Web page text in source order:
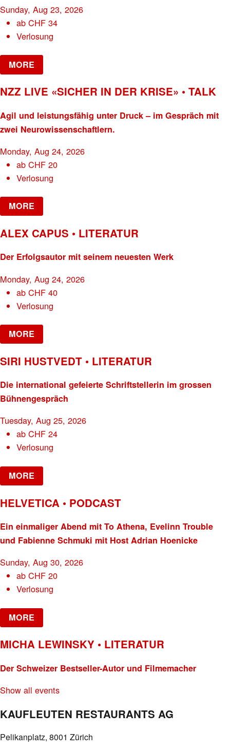
Sunday, Aug 23, 2026
abCHF 34
Verlosung
MORE
NZZ LIVE «SICHER IN DER KRISE» • TALK
Agil und leistungsfähig unter Druck – im Gespräch mit
zwei Neurowissenschaftlern.
Monday, Aug 24, 2026
abCHF 20
Verlosung
MORE
ALEX CAPUS • LITERATUR
Der Erfolgsautor mit seinem neuesten Werk
Monday, Aug 24, 2026
abCHF 40
Verlosung
MORE
SIRI HUSTVEDT • LITERATUR
Die international gefeierte Schriftstellerin im grossen
Bühnengespräch
Tuesday, Aug 25, 2026
abCHF 24
Verlosung
MORE
HELVETICA • PODCAST
Ein einmaliger Abend mit To Athena, Evelinn Trouble
und Fabienne Schmuki mit Host Adrian Hoenicke
Sunday, Aug 30, 2026
abCHF 20
Verlosung
MORE
MICHA LEWINSKY • LITERATUR
Der Schweizer Bestseller-Autor und Filmemacher
Show all events
KAUFLEUTEN RESTAURANTS AG
Pelikanplatz, 8001 Zürich